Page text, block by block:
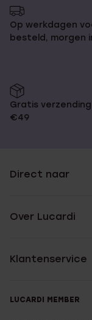
Op werkdagen
besteld, morgen
Gratis
€49
Direct naar
Over Lucardi
Klantenservice
LUCARDI MEMBER